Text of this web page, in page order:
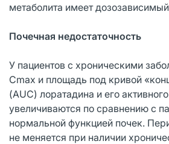
метаболита имеет
Почечная недостаточность
У пациентов с хроническими
Сmax и площадь под кривой
(AUC) лоратадина и его
увеличиваются по сравнению с
нормальной функцией почек.
не меняется при наличии